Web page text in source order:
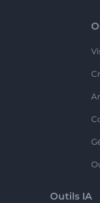
Outils IA